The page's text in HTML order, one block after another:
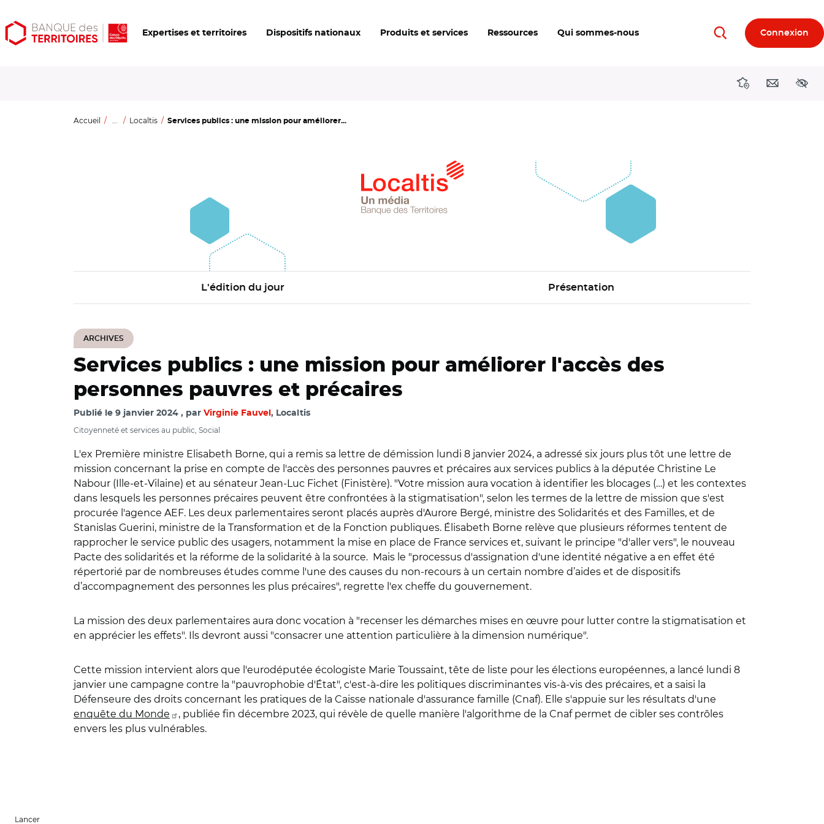
Aller
au
Aller
au
Ouvrir
les
Expertises et territoires Dispositifs nationaux Produits et services Ressources Qui sommes-nous RechercherConnexion
DirectionsContact
Accueil ... Localtis Services publics : une mission pour améliorer...
L'édition du jour Présentation
ARCHIVES
Lancer
Services publics : une mission pour améliorer l'accès des
personnes pauvres et précaires
Publié le 9 janvier 2024 par Virginie Fauvel , Localtis
Citoyenneté et services au public, Social
L'ex Première ministre Elisabeth Borne, qui a remis sa lettre de démission lundi 8 janvier 2024, a adressé six jours plus tôt une lettre de
mission concernant la prise en compte de l'accès des personnes pauvres et précaires aux services publics à la députée Christine Le
Nabour (Ille-et-Vilaine) et au sénateur Jean-Luc Fichet (Finistère). "Votre mission aura vocation à identifier les blocages (…) et les contextes
dans lesquels les personnes précaires peuvent être confrontées à la stigmatisation", selon les termes de la lettre de mission que s'est
procurée l'agence AEF. Les deux parlementaires seront placés auprès d'Aurore Bergé, ministre des Solidarités et des Familles, et de
Stanislas Guerini, ministre de la Transformation et de la Fonction publiques. Élisabeth Borne relève que plusieurs réformes tentent de
rapprocher le service public des usagers, notamment la mise en place de France services et, suivant le principe "d'aller vers", le nouveau
Pacte des solidarités et la réforme de la solidarité à la source. Mais le "processus d'assignation d'une identité négative a en effet été
répertorié par de nombreuses études comme l'une des causes du non-recours à un certain nombre d’aides et de dispositifs
d’accompagnement des personnes les plus précaires", regrette l'ex cheffe du gouvernement.
La mission des deux parlementaires aura donc vocation à "recenser les démarches mises en œuvre pour lutter contre la stigmatisation et
en apprécier les effets". Ils devront aussi "consacrer une attention particulière à la dimension numérique".
Cette mission intervient alors que l'eurodéputée écologiste Marie Toussaint, tête de liste pour les élections européennes, a lancé lundi 8
janvier une campagne contre la "pauvrophobie d'État", c'est-à-dire les politiques discriminantes vis-à-vis des précaires, et a saisi la
Défenseure des droits concernant les pratiques de la Caisse nationale d'assurance famille (Cnaf). Elle s'appuie sur les résultats d'une
enquête du Monde
, publiée fin décembre 2023, qui révèle de quelle manière l'algorithme de la Cnaf permet de cibler ses contrôles
envers les plus vulnérables.